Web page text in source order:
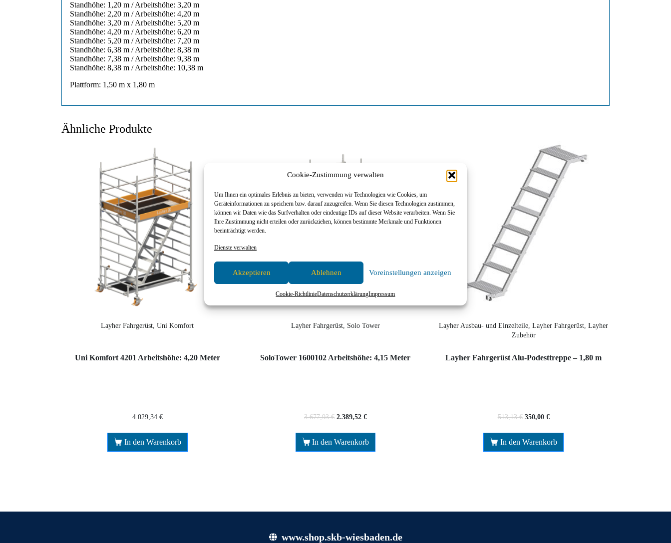
Cookie-Zustimmung verwalten
Um Ihnen ein optimales Erlebnis zu bieten, verwenden wir Technologien wie Cookies, um
Geräteinformationen zu speichern bzw. darauf zuzugreifen. Wenn Sie diesen Technologien zustimmen,
können wir Daten wie das Surfverhalten oder eindeutige IDs auf dieser Website verarbeiten. Wenn Sie
Ihre Zustimmung nicht erteilen oder zurückziehen, können bestimmte Merkmale und Funktionen
beeinträchtigt werden.
Dienste verwalten
Akzeptieren Ablehnen Voreinstellungen anzeigen
Cookie-RichtlinieDatenschutzerklärungImpressum
Standhöhe: 1,20 m / Arbeitshöhe: 3,20 m
Standhöhe: 2,20 m / Arbeitshöhe: 4,20 m
Standhöhe: 3,20 m / Arbeitshöhe: 5,20 m
Standhöhe: 4,20 m / Arbeitshöhe: 6,20 m
Standhöhe: 5,20 m / Arbeitshöhe: 7,20 m
Standhöhe: 6,38 m / Arbeitshöhe: 8,38 m
Standhöhe: 7,38 m / Arbeitshöhe: 9,38 m
Standhöhe: 8,38 m / Arbeitshöhe: 10,38 m
Plattform: 1,50 m x 1,80 m
Ähnliche Produkte
Layher Fahrgerüst, Uni Komfort
Uni Komfort 4201 Arbeitshöhe: 4,20 Meter
4.029,34 €
In den Warenkorb
Layher Fahrgerüst, Solo Tower
SoloTower 1600102 Arbeitshöhe: 4,15 Meter
3.677,93€ 2.389,52 €
In den Warenkorb
Layher Ausbau- und Einzelteile, Layher Fahrgerüst, Layher
Zubehör
Layher Fahrgerüst Alu-Podesttreppe – 1,80 m
513,13€ 350,00 €
In den Warenkorb
www.shop.skb-wiesbaden.de